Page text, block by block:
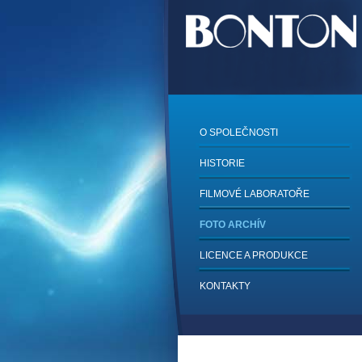
O SPOLEČNOSTI
HISTORIE
FILMOVÉ LABORATOŘE
FOTO ARCHÍV
LICENCE A PRODUKCE
KONTAKTY